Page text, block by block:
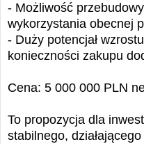
- Możliwość
wykorzystania obecnej
- Duży potencjał
konieczności zakupu
Cena: 5 000 000 PLN
To propozycja dla
stabilnego,